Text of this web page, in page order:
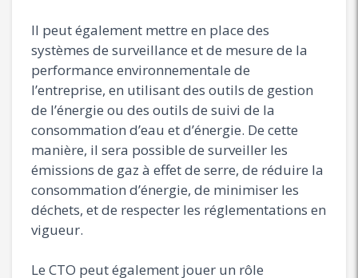
Il peut également mettre en place des
systèmes de surveillance et de mesure de la
performance environnementale de
l’entreprise, en utilisant des outils de gestion
de l’énergie ou des outils de suivi de la
consommation d’eau et d’énergie. De cette
manière, il sera possible de surveiller les
émissions de gaz à effet de serre, de réduire la
consommation d’énergie, de minimiser les
déchets, et de respecter les réglementations en
vigueur.
Le CTO peut également jouer un rôle